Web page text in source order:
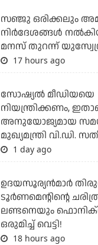
സഞ്ജു ഒരിക്കലും
നിര്‍ദേശങ്ങള്‍
മനസ് തുറന്ന്
17 hours ago
സോഷ്യല്‍ മീഡിയയെ
നിയന്ത്രിക്കണം,
അനുയോജ്യമായ
മുഖ്യമന്ത്രി വി.ഡി.
1 day ago
ഉദയസൂര്യന്‍മാര്‍
ടൂര്‍ണമെന്റിന്റെ
ലണ്ടനെയും
ഒരുമിച്ച് വെട്ടി!
18 hours ago